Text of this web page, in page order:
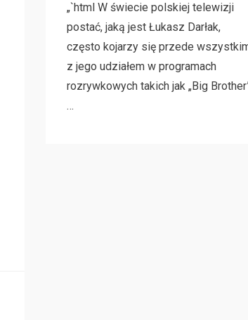
„`html W świecie polskiej telewizji
postać, jaką jest Łukasz Darłak,
często kojarzy się przede
z jego udziałem w programach
rozrywkowych takich jak „Big
…